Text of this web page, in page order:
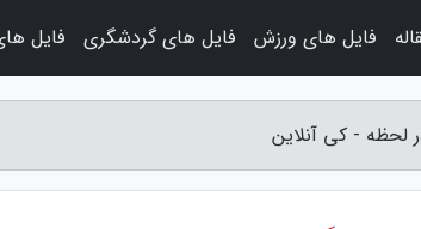
لحظه - کی آنلاین
فایل های ورزش فایل های گردشگری فایل